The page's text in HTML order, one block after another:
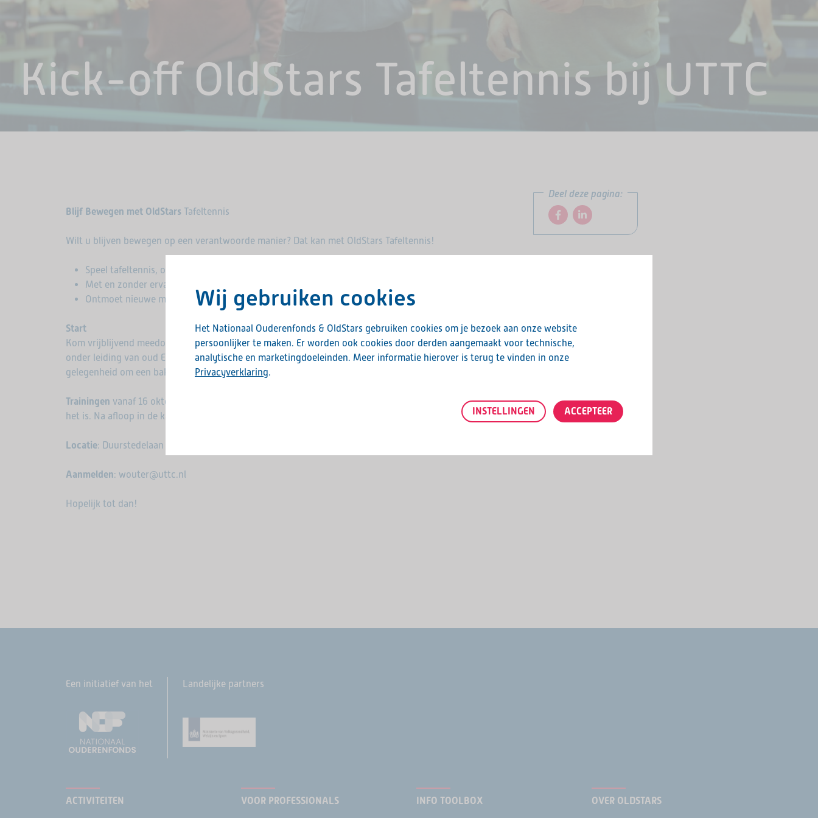
Kick-off OldStars Tafeltennis bij UTTC
Blijf Bewegen met OldStars Tafeltennis
Wilt u blijven bewegen op een verantwoorde manier? Dat kan met OldStars Tafeltennis!
Speel tafeltennis, ook goed voor uw brein
Met en zonder ervaring, iedereen kan meedoen
Ontmoet nieuwe mensen en blijf samen bewegen
Start
Kom vrijblijvend meedoen op woensdag 16 oktober van 14:00 tot 15:30. De kick-off staat
onder leiding van oud Europees kampioen Bettine Vriesekoop. Na de training is er
gelegenheid om een bakje koffie en wat lekkers te nuttigen en na te praten.
Trainingen vanaf 16 oktober elke woensdag, van 14:00 tot 15:30. Doe mee en ervaar hoe leuk
het is. Na aﬂoop in de kantine gezellig samen aan de koffie.
Locatie: Duurstedelaan 14a
Aanmelden: wouter@uttc.nl
Hopelijk tot dan!
Deel deze pagina:
Wij gebruiken cookies
Het Nationaal Ouderenfonds & OldStars gebruiken cookies om je bezoek aan onze website
persoonlijker te maken. Er worden ook cookies door derden aangemaakt voor technische,
analytische en marketingdoeleinden. Meer informatie hierover is terug te vinden in onze
Privacyverklaring.
INSTELLINGEN ACCEPTEER
Een initiatief van het Landelijke partners
ACTIVITEITEN VOOR PROFESSIONALS INFO TOOLBOX OVER OLDSTARS